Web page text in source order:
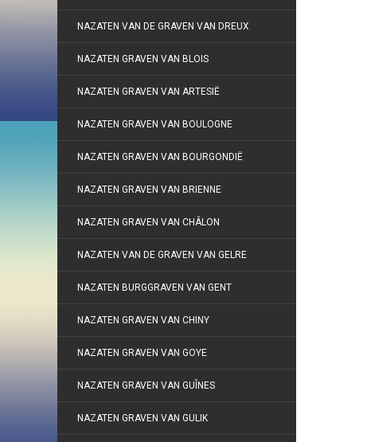
NAZATEN VAN DE GRAVEN VAN DREUX
NAZATEN GRAVEN VAN BLOIS
NAZATEN GRAVEN VAN ARTESIË
NAZATEN GRAVEN VAN BOULOGNE
NAZATEN GRAVEN VAN BOURGONDIË
NAZATEN GRAVEN VAN BRIENNE
NAZATEN GRAVEN VAN CHÂLON
NAZATEN VAN DE GRAVEN VAN GELRE
NAZATEN BURGGRAVEN VAN GENT
NAZATEN GRAVEN VAN CHINY
NAZATEN GRAVEN VAN GOYE
NAZATEN GRAVEN VAN GUÎNES
NAZATEN GRAVEN VAN GULIK